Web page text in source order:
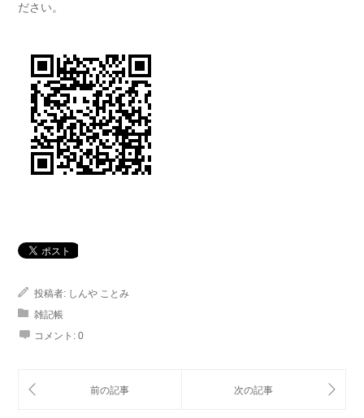
ださい。
投稿者: しんや ことみ
雑記帳
コメント: 0